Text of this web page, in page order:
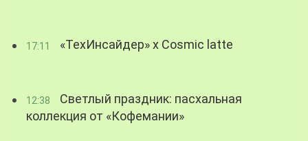
17:11 «ТехИнсайдер» х Cosmic latte
12:38
Светлый праздник: пасхальная
коллекция от «Кофемании»